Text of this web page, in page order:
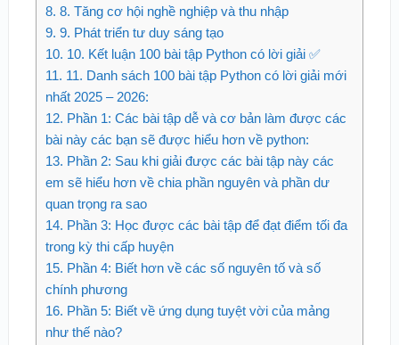
8. 8. Tăng cơ hội nghề nghiệp và thu nhập
9. 9. Phát triển tư duy sáng tạo
10. 10. Kết luận 100 bài tập Python có lời giải ✅
11. 11. Danh sách 100 bài tập Python có lời giải mới
nhất 2025 – 2026:
12. Phần 1: Các bài tập dễ và cơ bản làm được các
bài này các bạn sẽ được hiểu hơn về python:
13. Phần 2: Sau khi giải được các bài tập này các
em sẽ hiểu hơn về chia phần nguyên và phần dư
quan trọng ra sao
14. Phần 3: Học được các bài tập để đạt điểm tối đa
trong kỳ thi cấp huyện
15. Phần 4: Biết hơn về các số nguyên tố và số
chính phương
16. Phần 5: Biết về ứng dụng tuyệt vời của mảng
như thế nào?